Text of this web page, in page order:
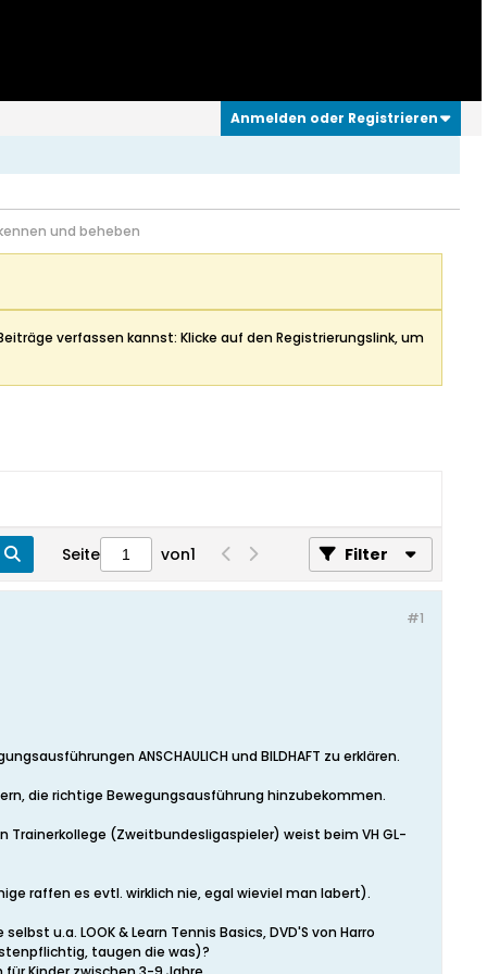
Anmelden oder Registrieren
und beheben
verfassen kannst: Klicke auf den Registrierungslink, um
Seite von1 Filter
#1
ANSCHAULICH und BILDHAFT zu erklären.
die richtige Bewegungsausführung hinzubekommen.
Trainerkollege (Zweitbundesligaspieler) weist beim VH GL-
raffen es evtl. wirklich nie, egal wieviel man labert).
u.a. LOOK & Learn Tennis Basics, DVD'S von Harro
taugen die was)?